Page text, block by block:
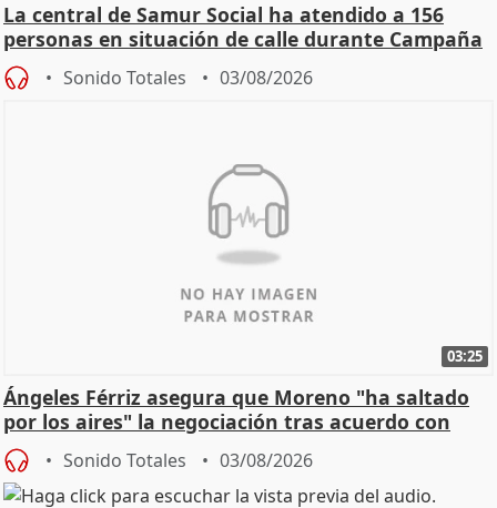
La central de Samur Social ha atendido a 156
personas en situación de calle durante Campaña
de Calor
Sonido Totales 03/08/2026
03:25
Ángeles Férriz asegura que Moreno "ha saltado
por los aires" la negociación tras acuerdo con
SMA
Sonido Totales 03/08/2026